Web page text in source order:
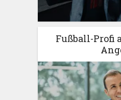
Fußball-Profi